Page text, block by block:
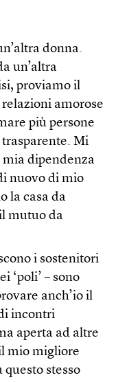
donna.
un’altra
proviamo il
amorose
più persone
Mi
dipendenza
nuovo di mio
la casa da
mutuo da
i sostenitori
‘poli’ – sono
anch’io il
incontri
aperta ad altre
mio migliore
stesso